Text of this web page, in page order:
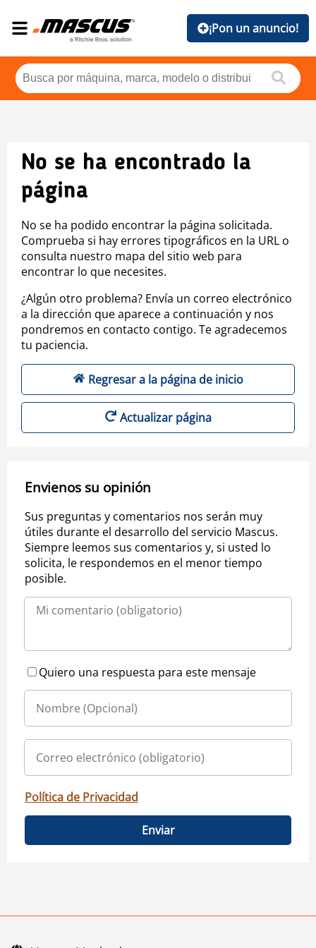
¡Pon un anuncio!
No se ha encontrado la
página
No se ha podido encontrar la página solicitada.
Comprueba si hay errores tipográficos en la URL o
consulta nuestro mapa del sitio web para
encontrar lo que necesites.
¿Algún otro problema? Envía un correo electrónico
a la dirección que aparece a continuación y nos
pondremos en contacto contigo. Te agradecemos
tu paciencia.
Regresar a la página de inicio
Actualizar página
Envienos su opinión
Sus preguntas y comentarios nos serán muy
útiles durante el desarrollo del servicio Mascus.
Siempre leemos sus comentarios y, si usted lo
solicita, le respondemos en el menor tiempo
posible.
Quiero una respuesta para este mensaje
Política de Privacidad
Enviar